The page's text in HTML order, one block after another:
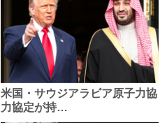
米国・サウジアラビア原子力協
力協定が持…